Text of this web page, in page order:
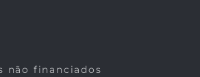
não financiados